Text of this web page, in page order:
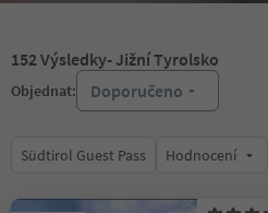
152Výsledky- Jižní Tyrolsko
Objednat: Doporučeno
Südtirol Guest Pass Hodnocení